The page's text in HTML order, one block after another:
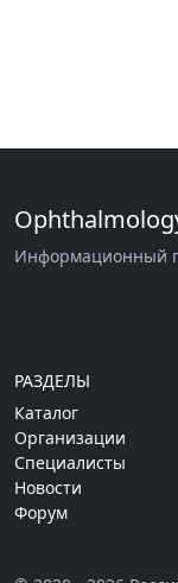
Информационный
РАЗДЕЛЫ
Каталог
Организации
Специалисты
Новости
Форум